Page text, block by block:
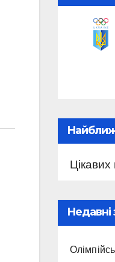
Недавні